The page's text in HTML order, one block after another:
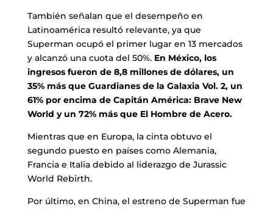
También señalan que el desempeño en
Latinoamérica resultó relevante, ya que
Superman ocupó el primer lugar en 13 mercados
y alcanzó una cuota del 50%. En México, los
ingresos fueron de 8,8 millones de dólares, un
35% más que Guardianes de la Galaxia Vol. 2, un
61% por encima de Capitán América: Brave New
World y un 72% más que El Hombre de Acero.
Mientras que en Europa, la cinta obtuvo el
segundo puesto en países como Alemania,
Francia e Italia debido al liderazgo de Jurassic
World Rebirth.
Por último, en China, el estreno de Superman fue